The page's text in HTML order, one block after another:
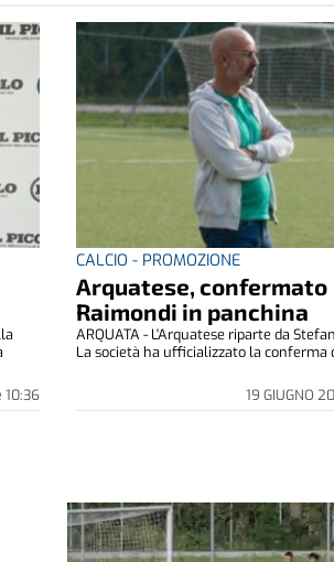
10:36
CALCIO - PROMOZIONE
Arquatese, confermato
Raimondi in panchina
19 GIUGNO
ARQUATA - L'Arquatese riparte da
La società ha ufficializzato la conferma